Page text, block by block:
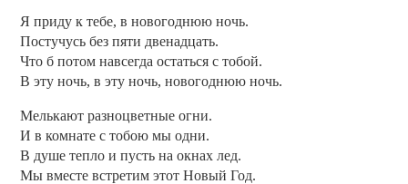
Я приду к тебе, в новогоднюю ночь.
Постучусь без пяти двенадцать.
Что б потом навсегда остаться с тобой.
В эту ночь, в эту ночь, новогоднюю ночь.
Мелькают разноцветные огни.
И в комнате с тобою мы одни.
В душе тепло и пусть на окнах лед.
Мы вместе встретим этот Новый Год.